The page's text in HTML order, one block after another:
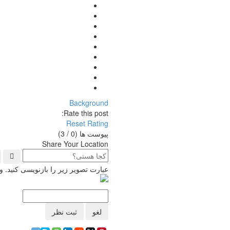
Background
Rate this post:
Reset Rating
پیوست ها (0
/ 3)
Share Your Location
عبارت تصویر زیر را بازنویسی
لغو ثبت نظر